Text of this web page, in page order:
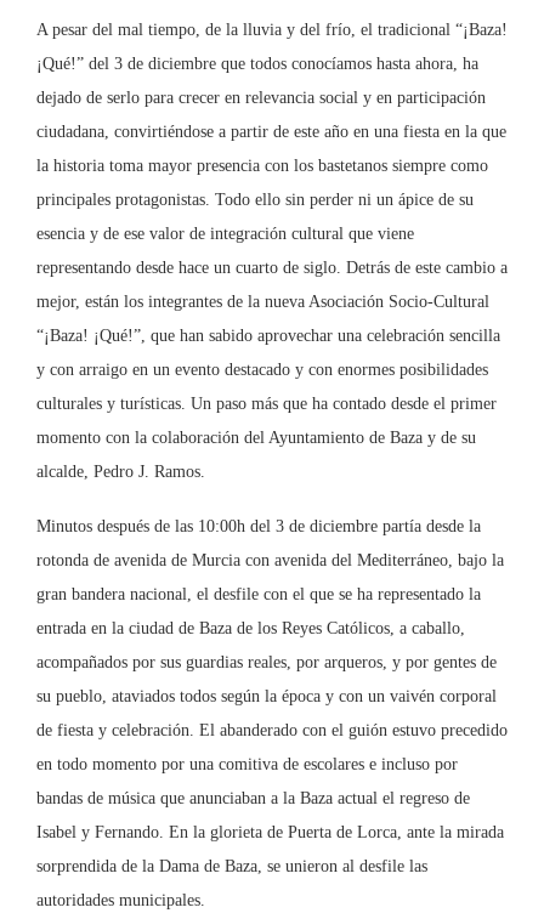
A pesar del mal tiempo, de la lluvia y del frío, el tradicional “¡Baza!
¡Qué!” del 3 de diciembre que todos conocíamos hasta ahora, ha
dejado de serlo para crecer en relevancia social y en participación
ciudadana, convirtiéndose a partir de este año en una fiesta en la que
la historia toma mayor presencia con los bastetanos siempre como
principales protagonistas. Todo ello sin perder ni un ápice de su
esencia y de ese valor de integración cultural que viene
representando desde hace un cuarto de siglo. Detrás de este cambio a
mejor, están los integrantes de la nueva Asociación Socio-Cultural
“¡Baza! ¡Qué!”, que han sabido aprovechar una celebración sencilla
y con arraigo en un evento destacado y con enormes posibilidades
culturales y turísticas. Un paso más que ha contado desde el primer
momento con la colaboración del Ayuntamiento de Baza y de su
alcalde, Pedro J. Ramos.
Minutos después de las 10:00h del 3 de diciembre partía desde la
rotonda de avenida de Murcia con avenida del Mediterráneo, bajo la
gran bandera nacional, el desfile con el que se ha representado la
entrada en la ciudad de Baza de los Reyes Católicos, a caballo,
acompañados por sus guardias reales, por arqueros, y por gentes de
su pueblo, ataviados todos según la época y con un vaivén corporal
de fiesta y celebración. El abanderado con el guión estuvo precedido
en todo momento por una comitiva de escolares e incluso por
bandas de música que anunciaban a la Baza actual el regreso de
Isabel y Fernando. En la glorieta de Puerta de Lorca, ante la mirada
sorprendida de la Dama de Baza, se unieron al desfile las
autoridades municipales.